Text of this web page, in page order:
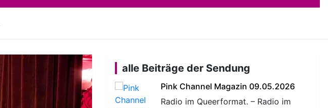
alle Beiträge der Sendung
Pink Channel Magazin 09.05.2026
Radio im Queerformat. – Radio im